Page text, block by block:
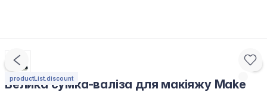
productList.discount
Велика сумка-валіза для макіяжу Make